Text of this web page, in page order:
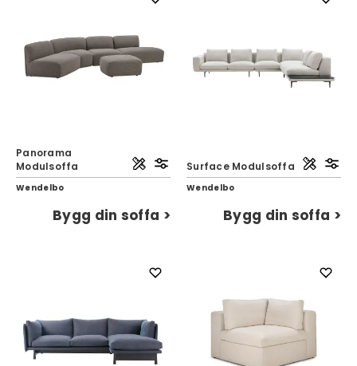
Panorama
Modulsoffa
Wendelbo
Bygg din soffa >
Surface Modulsoffa
Wendelbo
Bygg din soffa >